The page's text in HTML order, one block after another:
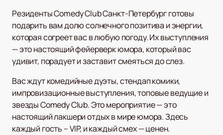
Резиденты Comedy Club Санкт-Петербург готовы
подарить вам долю солнечного позитива и энергии,
которая согреет вас в любую погоду. Их выступления
— это настоящий фейерверк юмора, который вас
удивит, порадует и заставит смеяться до слез.
Вас ждут комедийные дуэты, стендап комики,
импровизационные выступления, топовые ведущие и
звезды Comedy Club. Это мероприятие — это
настоящий лакшери отдых в мире юмора. Здесь
каждый гость – VIP, и каждый смех — ценен.